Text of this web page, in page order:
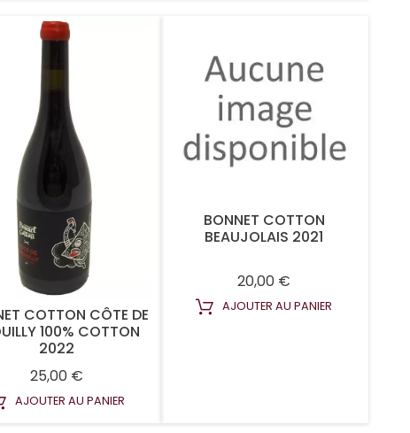
COTTON CÔTE DE
100% COTTON
2022
25,00 €Prix
AJOUTER AU PANIER
BONNET COTTON
BEAUJOLAIS 2021
20,00 €
AJOUTER AU PANIER